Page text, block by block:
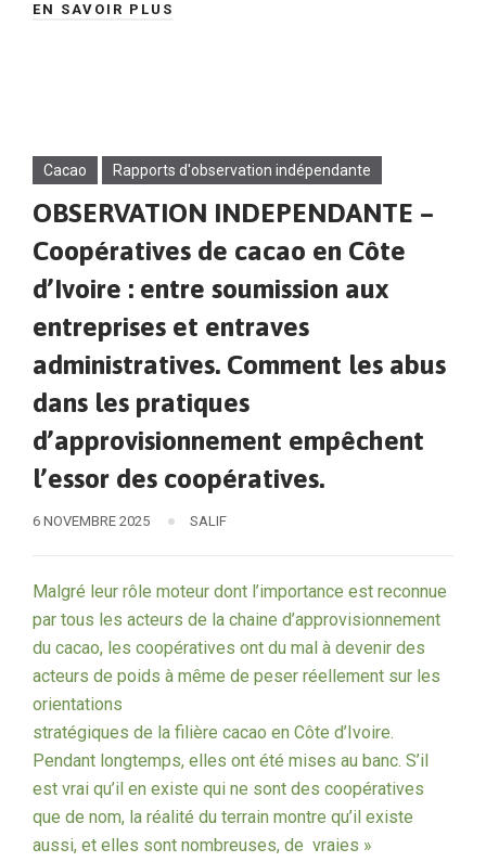
EN SAVOIR PLUS
Cacao Rapports d'observation indépendante
OBSERVATION INDEPENDANTE –
Coopératives de cacao en Côte
d’Ivoire : entre soumission aux
entreprises et entraves
administratives. Comment les abus
dans les pratiques
d’approvisionnement empêchent
l’essor des coopératives.
6 NOVEMBRE 2025 SALIF
Malgré leur rôle moteur dont l’importance est reconnue
par tous les acteurs de la chaine d’approvisionnement
du cacao, les coopératives ont du mal à devenir des
acteurs de poids à même de peser réellement sur les
orientations
stratégiques de la filière cacao en Côte d’Ivoire.
Pendant longtemps, elles ont été mises au banc. S’il
est vrai qu’il en existe qui ne sont des coopératives
que de nom, la réalité du terrain montre qu’il existe
aussi, et elles sont nombreuses, de vraies »